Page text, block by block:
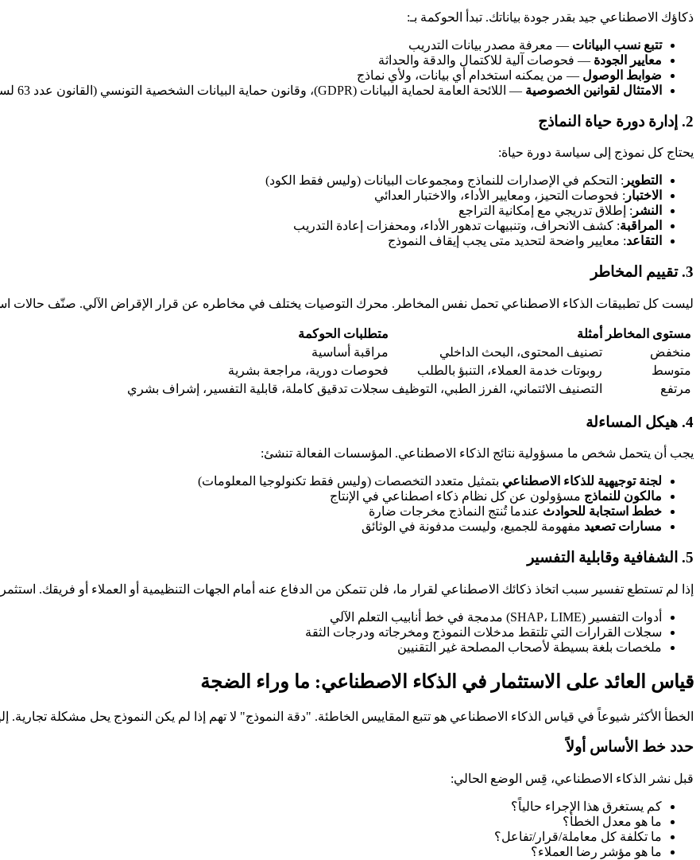
ذكاؤك الاصطناعي جيد بقدر جودة بياناتك. تبدأ الحوكمة بـ:
تتبع نسب البيانات — معرفة مصدر بيانات التدريب
معايير الجودة — فحوصات آلية للاكتمال والدقة والحداثة
ضوابط الوصول — من يمكنه استخدام أي بيانات، ولأي نماذج
الامتثال لقوانين الخصوصية — اللائحة العامة لحماية البيانات (GDPR)، وقانون حماية البيانات الشخصية التونسي (القانون عدد 63 لسنة 2004)، والمتطلبات القطاعية
2. إدارة دورة حياة النماذج
يحتاج كل نموذج إلى سياسة دورة حياة:
التطوير : التحكم في الإصدارات للنماذج ومجموعات البيانات (وليس فقط الكود)
الاختبار : فحوصات التحيز، ومعايير الأداء، والاختبار العدائي
النشر : إطلاق تدريجي مع إمكانية التراجع
المراقبة: كشف الانحراف، وتنبيهات تدهور الأداء، ومحفزات إعادة التدريب
التقاعد: معايير واضحة لتحديد متى يجب إيقاف النموذج
3. تقييم المخاطر
ليست كل تطبيقات الذكاء الاصطناعي تحمل نفس المخاطر. محرك التوصيات يختلف في مخاطره عن قرار الإقراض الآلي. صنّف حالات
مستوى المخاطر أمثلة
متطلبات الحوكمة
منخفض
تصنيف المحتوى، البحث الداخلي
مراقبة أساسية
متوسط
روبوتات خدمة العملاء، التنبؤ بالطلب
فحوصات دورية، مراجعة بشرية
مرتفع
التصنيف الائتماني، الفرز الطبي، التوظيف سجلات تدقيق كاملة، قابلية التفسير، إشراف بشري
4. هيكل المساءلة
يجب أن يتحمل شخص ما مسؤولية نتائج الذكاء الاصطناعي. المؤسسات الفعالة تنشئ:
لجنة توجيهية للذكاء الاصطناعي بتمثيل متعدد التخصصات (وليس فقط تكنولوجيا المعلومات)
مالكون للنماذج مسؤولون عن كل نظام ذكاء اصطناعي في الإنتاج
خطط استجابة للحوادث عندما تُنتج النماذج مخرجات ضارة
مسارات تصعيد مفهومة للجميع، وليست مدفونة في الوثائق
5. الشفافية وقابلية التفسير
إذا لم تستطع تفسير سبب اتخاذ ذكائك الاصطناعي لقرار ما، فلن تتمكن من الدفاع عنه أمام الجهات التنظيمية أو العملاء أو فريقك.
أدوات التفسير (SHAP، LIME) مدمجة في خط أنابيب التعلم الآلي
سجلات القرارات التي تلتقط مدخلات النموذج ومخرجاته ودرجات الثقة
ملخصات بلغة بسيطة لأصحاب المصلحة غير التقنيين
قياس العائد على الاستثمار في الذكاء الاصطناعي: ما وراء الضجة
الخطأ الأكثر شيوعاً في قياس الذكاء الاصطناعي هو تتبع المقاييس الخاطئة. "دقة النموذج" لا تهم إذا لم يكن النموذج يحل مشكلة تجارية.
حدد خط الأساس أولاً
قبل نشر الذكاء الاصطناعي، قِس الوضع الحالي:
كم يستغرق هذا الإجراء حالياً؟
ما هو معدل الخطأ؟
ما تكلفة كل معاملة/قرار/تفاعل؟
ما هو مؤشر رضا العملاء؟